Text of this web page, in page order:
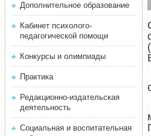
Дополнительное образование
Кабинет психолого-
педагогической помощи
Конкурсы и олимпиады
Практика
Редакционно-издательская
деятельность
Социальная и воспитательная